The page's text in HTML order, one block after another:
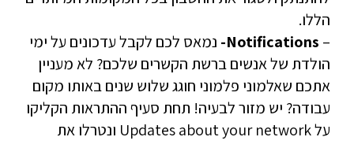
הללו.
–
Notifications- נמאס לכם לקבל עדכונים על ימי
הולדת של אנשים ברשת הקשרים שלכם? לא מעניין
אתכם שאלמוני פלמוני חוגג שלוש שנים באותו מקום
עבודה? יש מזור לבעיה! תחת סעיף ההתראות הקליקו
על Updates about your network ונטרלו את